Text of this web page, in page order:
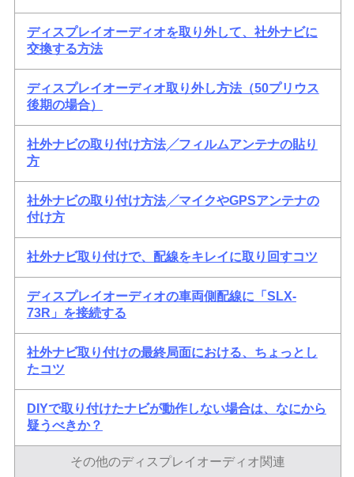
ディスプレイオーディオを取り外して、社外ナビに
交換する方法
ディスプレイオーディオ取り外し方法（50プリウス
後期の場合）
社外ナビの取り付け方法╱フィルムアンテナの貼り
方
社外ナビの取り付け方法╱マイクやGPSアンテナの
付け方
社外ナビ取り付けで、配線をキレイに取り回すコツ
ディスプレイオーディオの車両側配線に「SLX-
73R」を接続する
社外ナビ取り付けの最終局面における、ちょっとし
たコツ
DIYで取り付けたナビが動作しない場合は、なにから
疑うべきか？
その他のディスプレイオーディオ関連